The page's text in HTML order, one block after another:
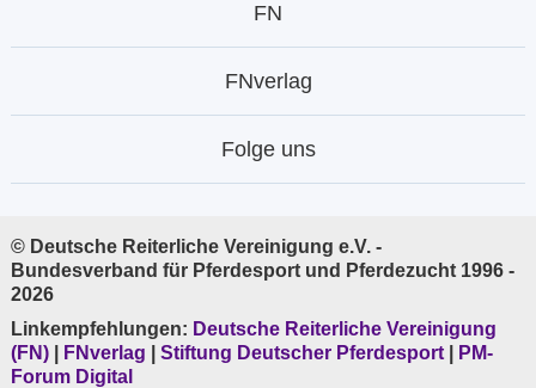
FN
FNverlag
Folge uns
© Deutsche Reiterliche Vereinigung e.V. -
Bundesverband für Pferdesport und Pferdezucht 1996 -
2026
Linkempfehlungen: Deutsche Reiterliche Vereinigung
(FN)
FNverlag Stiftung Deutscher Pferdesport
PM-
Forum Digital